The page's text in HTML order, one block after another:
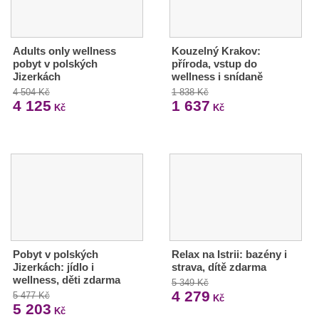
Adults only wellness
pobyt v polských
Jizerkách
4 504 Kč
4 125 Kč
Kouzelný Krakov:
příroda, vstup do
wellness i snídaně
1 838 Kč
1 637 Kč
Pobyt v polských
Jizerkách: jídlo i
wellness, děti zdarma
5 477 Kč
5 203 Kč
Relax na Istrii: bazény i
strava, dítě zdarma
5 349 Kč
4 279 Kč